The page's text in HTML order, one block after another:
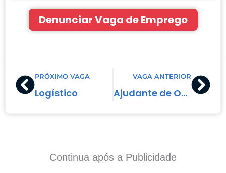
Denunciar Vaga de Emprego
Prev
PRÓXIMO VAGA
Logístico
VAGA ANTERIOR
Ajudante de Obras
Continua após a Publicidade